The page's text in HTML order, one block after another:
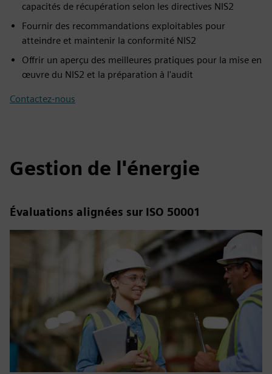
capacités de récupération selon les directives NIS2
Fournir des recommandations exploitables pour
atteindre et maintenir la conformité NIS2
Offrir un aperçu des meilleures pratiques pour la mise en
œuvre du NIS2 et la préparation à l'audit
Contactez-nous
Gestion de l'énergie
Évaluations alignées sur ISO 50001